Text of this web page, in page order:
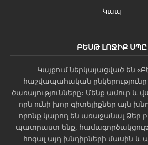
Կապ
ԲԵՍԹ ԼՈՋԻՔ ՍՊԸ
Կայքում ներկայացված են
հաշվապահական
ծառայությունները։ Մենք ամուր և
որն ունի խոր գիտելիքներ այն
որոնք կարող են առաջանալ Ձեր
պատրաստ ենք,
հոգալ այդ խնդիրների մասին և